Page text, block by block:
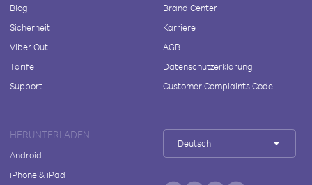
Blog
Sicherheit
Viber Out
Tarife
Support
Brand Center
Karriere
AGB
Datenschutzerklärung
Customer Complaints Code
HERUNTERLADEN
Android
iPhone & iPad
Deutsch